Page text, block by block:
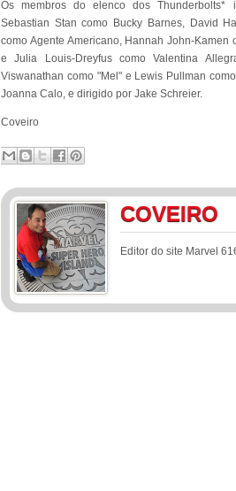
Os membros do elenco dos Thunderbolts*
Sebastian Stan como Bucky Barnes, David
como Agente Americano, Hannah John-
e Julia Louis-Dreyfus como Valentina
Viswanathan como "Mel" e Lewis Pullman
Joanna Calo, e dirigido por Jake Schreier.
Coveiro
COVEIRO
Editor do site Marvel